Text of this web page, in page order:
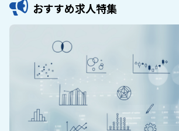
おすすめ求人特集